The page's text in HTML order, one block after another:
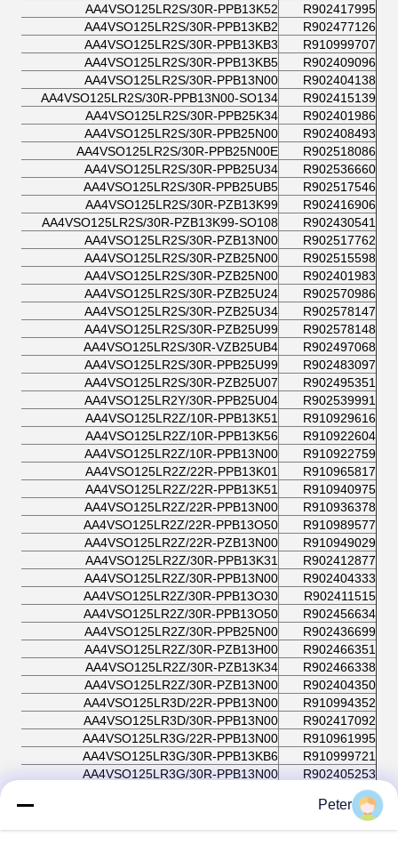
R902417995
AA4VSO125LR2S/30R-PPB13K52
R902477126
AA4VSO125LR2S/30R-PPB13KB2
R910999707
AA4VSO125LR2S/30R-PPB13KB3
R902409096
AA4VSO125LR2S/30R-PPB13KB5
R902404138
AA4VSO125LR2S/30R-PPB13N00
R902415139
AA4VSO125LR2S/30R-PPB13N00-SO134
R902401986
AA4VSO125LR2S/30R-PPB25K34
R902408493
AA4VSO125LR2S/30R-PPB25N00
R902518086
AA4VSO125LR2S/30R-PPB25N00E
R902536660
AA4VSO125LR2S/30R-PPB25U34
R902517546
AA4VSO125LR2S/30R-PPB25UB5
R902416906
AA4VSO125LR2S/30R-PZB13K99
R902430541
AA4VSO125LR2S/30R-PZB13K99-SO108
R902517762
AA4VSO125LR2S/30R-PZB13N00
R902515598
AA4VSO125LR2S/30R-PZB25N00
R902401983
AA4VSO125LR2S/30R-PZB25N00
R902570986
AA4VSO125LR2S/30R-PZB25U24
R902578147
AA4VSO125LR2S/30R-PZB25U34
R902578148
AA4VSO125LR2S/30R-PZB25U99
R902497068
AA4VSO125LR2S/30R-VZB25UB4
R902483097
AA4VSO125LR2S/30R-PPB25U99
R902495351
AA4VSO125LR2S/30R-PZB25U07
R902539991
AA4VSO125LR2Y/30R-PPB25U04
R910929616
AA4VSO125LR2Z/10R-PPB13K51
R910922604
AA4VSO125LR2Z/10R-PPB13K56
R910922759
AA4VSO125LR2Z/10R-PPB13N00
R910965817
AA4VSO125LR2Z/22R-PPB13K01
R910940975
AA4VSO125LR2Z/22R-PPB13K51
R910936378
AA4VSO125LR2Z/22R-PPB13N00
R910989577
AA4VSO125LR2Z/22R-PPB13O50
R910949029
AA4VSO125LR2Z/22R-PZB13N00
R902412877
AA4VSO125LR2Z/30R-PPB13K31
R902404333
AA4VSO125LR2Z/30R-PPB13N00
R902411515
AA4VSO125LR2Z/30R-PPB13O30
R902456634
AA4VSO125LR2Z/30R-PPB13O50
R902436699
AA4VSO125LR2Z/30R-PPB25N00
R902466351
AA4VSO125LR2Z/30R-PZB13H00
R902466338
AA4VSO125LR2Z/30R-PZB13K34
R902404350
AA4VSO125LR2Z/30R-PZB13N00
R910994352
AA4VSO125LR3D/22R-PPB13N00
R902417092
AA4VSO125LR3D/30R-PPB13N00
R910961995
AA4VSO125LR3G/22R-PPB13N00
R910999721
AA4VSO125LR3G/30R-PPB13KB6
R902405253
AA4VSO125LR3G/30R-PPB13N00
R902560789
R910965867
R902431478
AA4VSO125LR3GN/30R-PPB13N00
Peter